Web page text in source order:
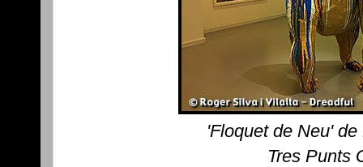
'Floquet de Neu'
Tres Punts